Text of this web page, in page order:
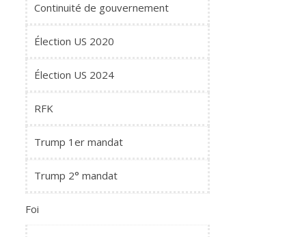
Continuité de gouvernement
Élection US 2020
Élection US 2024
RFK
Trump 1er mandat
Trump 2° mandat
Foi